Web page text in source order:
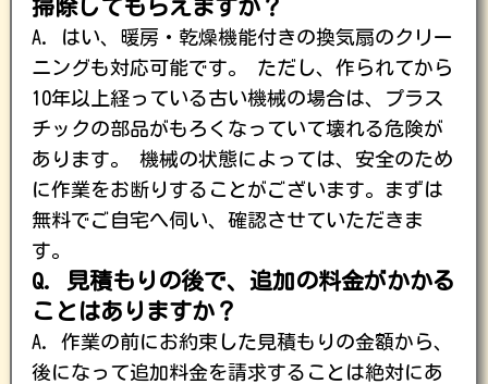
掃除してもらえますか？
A. はい、暖房・乾燥機能付きの換気扇のクリー
ニングも対応可能です。 ただし、作られてから
10年以上経っている古い機械の場合は、プラス
チックの部品がもろくなっていて壊れる危険が
あります。 機械の状態によっては、安全のため
に作業をお断りすることがございます。まずは
無料でご自宅へ伺い、確認させていただきま
す。
Q. 見積もりの後で、追加の料金がかかる
ことはありますか？
A. 作業の前にお約束した見積もりの金額から、
後になって追加料金を請求することは絶対にあ